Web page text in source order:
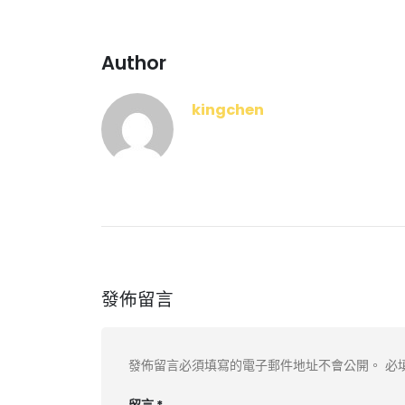
Author
kingchen
發佈留言
發佈留言必須填寫的電子郵件地址不會公開。 必